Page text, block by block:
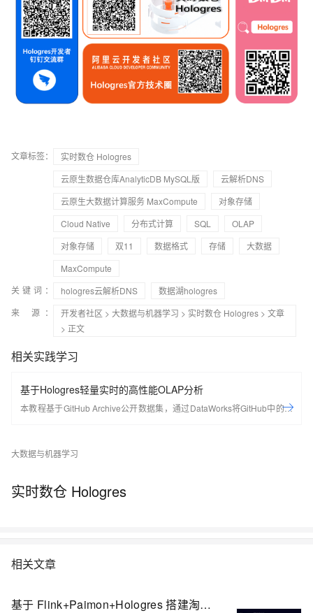
文章标签：
实时数仓 Hologres
云原生数据仓库AnalyticDB MySQL版
云解析DNS
云原生大数据计算服务 MaxCompute
对象存储
Cloud Native
分布式计算 SQL
OLAP
对象存储
双11 数据格式 存储
大数据
MaxCompute
关键词：
hologres云解析DNS
数据湖hologres
来 源：
开发者社区 > 大数据与机器学习 > 实时数仓 Hologres > 文章
> 正文
相关实践学习
基于Hologres轻量实时的高性能OLAP分析
本教程基于GitHub Archive公开数据集，通过DataWorks将GitHub中的项
语⾔等多个维度了解GitHub实时数据变化情况。
大数据与机器学习
实时数仓 Hologres
相关文章
基于 Flink+Paimon+Hologres 搭建淘天集团湖仓一体数据链路